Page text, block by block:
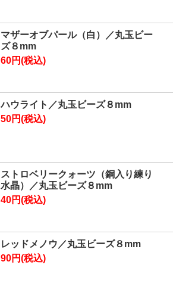
マザーオブパール（白）／丸玉ビー
ズ８mm
60円(税込)
ハウライト／丸玉ビーズ８mm
50円(税込)
ストロベリークォーツ（銅入り練り
水晶）／丸玉ビーズ８mm
40円(税込)
レッドメノウ／丸玉ビーズ８mm
90円(税込)